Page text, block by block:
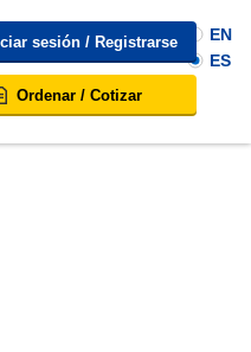
sesión / Registrarse
Ordenar / Cotizar
EN
ES